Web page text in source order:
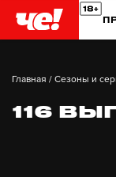
Главная / Сезоны и
116